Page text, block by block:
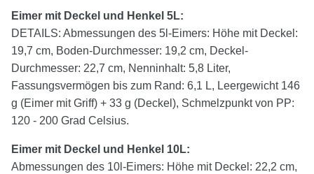
Eimer mit Deckel und Henkel 5L:
DETAILS: Abmessungen des 5l-Eimers: Höhe mit Deckel:
19,7 cm, Boden-Durchmesser: 19,2 cm, Deckel-
Durchmesser: 22,7 cm, Nenninhalt: 5,8 Liter,
Fassungsvermögen bis zum Rand: 6,1 L, Leergewicht 146
g (Eimer mit Griff) + 33 g (Deckel), Schmelzpunkt von PP:
120 - 200 Grad Celsius.
Eimer mit Deckel und Henkel 10L:
Abmessungen des 10l-Eimers: Höhe mit Deckel: 22,2 cm,